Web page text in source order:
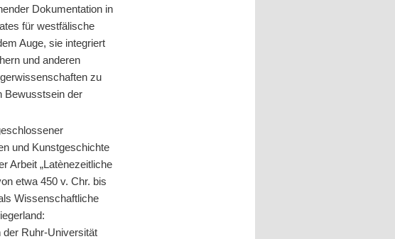
Dokumentation in
für westfälische
Auge, sie integriert
und anderen
zu
Bewusstsein der
und Kunstgeschichte
Arbeit „Latènezeitliche
etwa 450 v. Chr. bis
Wissenschaftliche
der Ruhr-Universität